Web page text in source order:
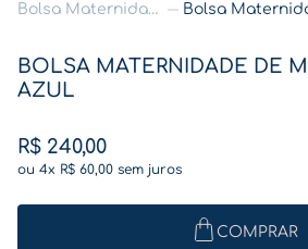
1º gestante
folha memórias
Bolsa Maternidade
BOLSA MATERNIDADE DE
AZUL
R$ 240,00
ou 4x R$ 60,00 sem juros
COMPRAR